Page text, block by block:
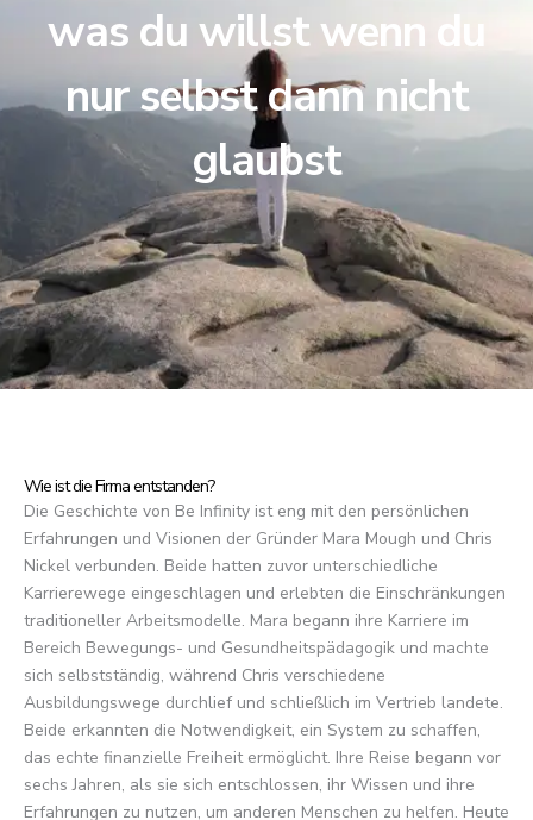
was du willst wenn du
nur selbst dann nicht
glaubst
Wie ist die Firma entstanden?
Die Geschichte von Be Infinity ist eng mit den persönlichen
Erfahrungen und Visionen der Gründer Mara Mough und Chris
Nickel verbunden. Beide hatten zuvor unterschiedliche
Karrierewege eingeschlagen und erlebten die Einschränkungen
traditioneller Arbeitsmodelle. Mara begann ihre Karriere im
Bereich Bewegungs- und Gesundheitspädagogik und machte
sich selbstständig, während Chris verschiedene
Ausbildungswege durchlief und schließlich im Vertrieb landete.
Beide erkannten die Notwendigkeit, ein System zu schaffen,
das echte finanzielle Freiheit ermöglicht. Ihre Reise begann vor
sechs Jahren, als sie sich entschlossen, ihr Wissen und ihre
Erfahrungen zu nutzen, um anderen Menschen zu helfen. Heute